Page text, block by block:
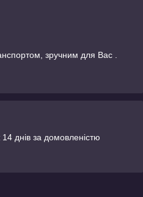
зручним для Вас .
днів за домовленістю